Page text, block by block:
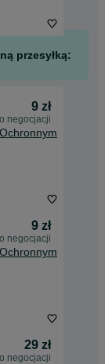
przesyłką:
9 zł
negocjacji
9 zł
negocjacji
29 zł
negocjacji